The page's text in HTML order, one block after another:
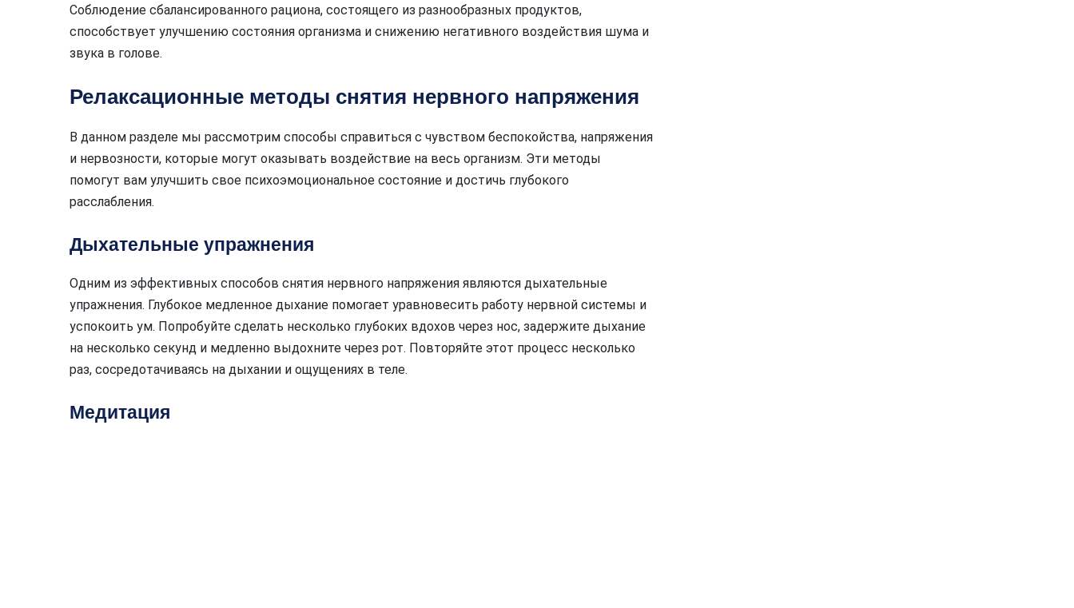
Соблюдение сбалансированного рациона, состоящего из разнообразных продуктов,
способствует улучшению состояния организма и снижению негативного воздействия шума и
звука в голове.
Релаксационные методы снятия нервного напряжения
В данном разделе мы рассмотрим способы справиться с чувством беспокойства, напряжения
и нервозности, которые могут оказывать воздействие на весь организм. Эти методы
помогут вам улучшить свое психоэмоциональное состояние и достичь глубокого
расслабления.
Дыхательные упражнения
Одним из эффективных способов снятия нервного напряжения являются дыхательные
упражнения. Глубокое медленное дыхание помогает уравновесить работу нервной системы и
успокоить ум. Попробуйте сделать несколько глубоких вдохов через нос, задержите дыхание
на несколько секунд и медленно выдохните через рот. Повторяйте этот процесс несколько
раз, сосредотачиваясь на дыхании и ощущениях в теле.
Медитация